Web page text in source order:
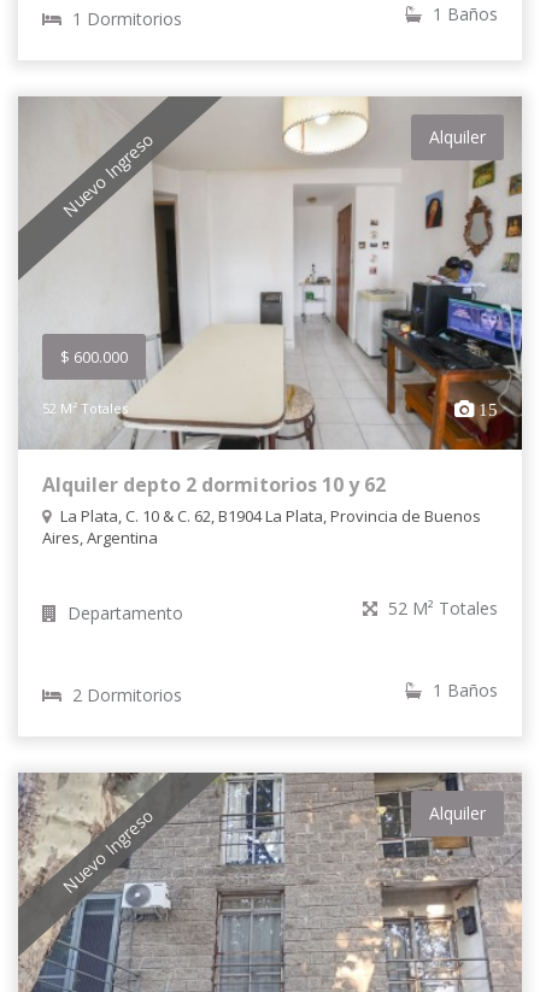
1 Dormitorios 1 Baños
Nuevo Ingreso Alquiler
$ 600.000
52 M² Totales 15
Alquiler depto 2 dormitorios 10 y 62
La Plata, C. 10 & C. 62, B1904 La Plata, Provincia de Buenos
Aires, Argentina
Departamento 52 M² Totales
2 Dormitorios 1 Baños
Nuevo Ingreso Alquiler